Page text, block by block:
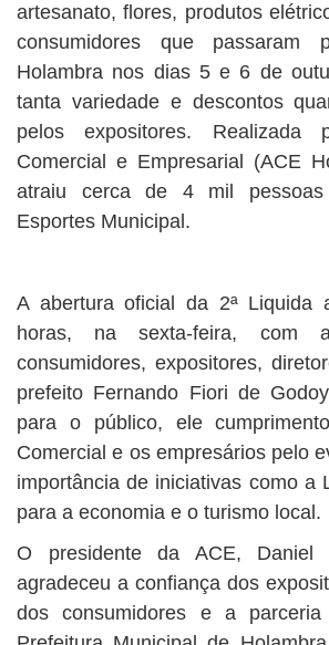
artesanato, flores, produtos
consumidores que passaram
Holambra nos dias 5 e 6 de
tanta variedade e descontos
pelos expositores. Realizada
Comercial e Empresarial (ACE
atraiu cerca de 4 mil
Esportes Municipal.
A abertura oficial da 2ª Liquida
horas, na sexta-feira, com
consumidores, expositores,
prefeito Fernando Fiori de
para o público, ele
Comercial e os empresários pelo
importância de iniciativas como a
para a economia e o turismo local.
O presidente da ACE, Daniel
agradeceu a confiança dos
dos consumidores e a parceria